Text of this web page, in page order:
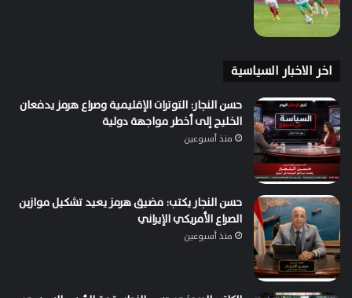
اخر الاخبار السياسية
حسن النجار: التوترات الإقليمية وصراع هرمز يدفعان
الخليج إلى أخطر مواجهة دولية
منذ أسبوعين
حسن النجار يكتب: مضيق هرمز يعيد تشكيل موازين
الصراع الأمريكي الإيراني
منذ أسبوعين